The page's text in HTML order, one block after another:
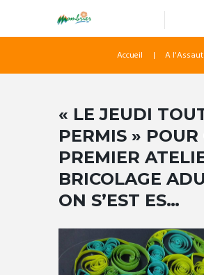
Accueil A
« LE JEUDI
PERMIS » POUR
PREMIER
BRICOLAGE
ON S’EST ES…